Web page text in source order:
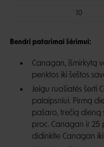
10
Bendri patarimai šėrimui:
Canagan, išmirkytą
penktos iki šeštos
Jeigu ruošiatės šerti
palaipsniui. Pirmą
pašaro, trečią dieną
proc. Canagan ir 25
didinkite Canagan